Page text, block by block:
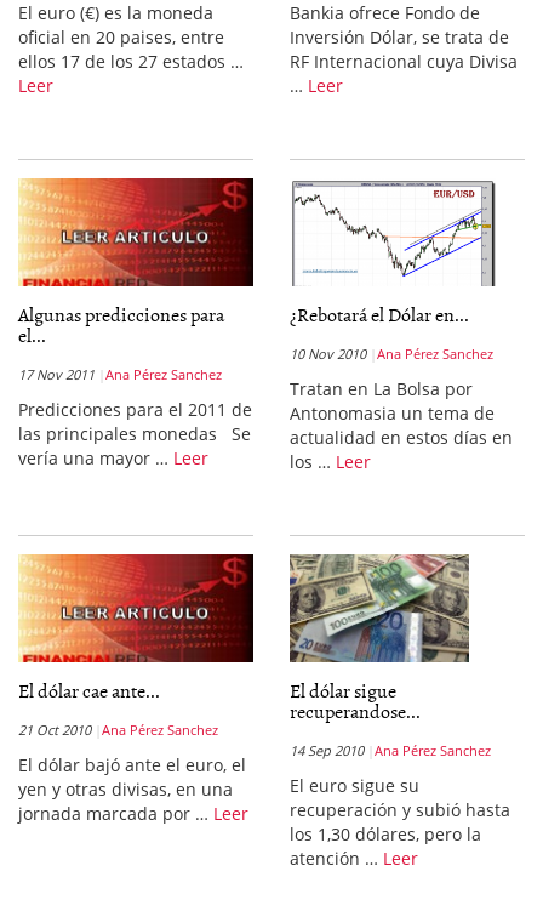
El euro (€) es la moneda
oficial en 20 paises, entre
ellos 17 de los 27 estados …
Leer
Bankia ofrece Fondo de
Inversión Dólar, se trata de
RF Internacional cuya Divisa
… Leer
Algunas predicciones para
el...
17 Nov 2011 Ana Pérez Sanchez
Predicciones para el 2011 de
las principales monedas Se
vería una mayor … Leer
¿Rebotará el Dólar en...
10 Nov 2010 Ana Pérez Sanchez
Tratan en La Bolsa por
Antonomasia un tema de
actualidad en estos días en
los … Leer
El dólar cae ante...
21 Oct 2010 Ana Pérez Sanchez
El dólar bajó ante el euro, el
yen y otras divisas, en una
jornada marcada por … Leer
El dólar sigue
recuperandose...
14 Sep 2010 Ana Pérez Sanchez
El euro sigue su
recuperación y subió hasta
los 1,30 dólares, pero la
atención … Leer